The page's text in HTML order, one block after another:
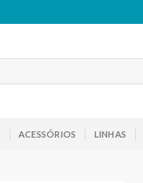
ACESSÓRIOS LINHAS